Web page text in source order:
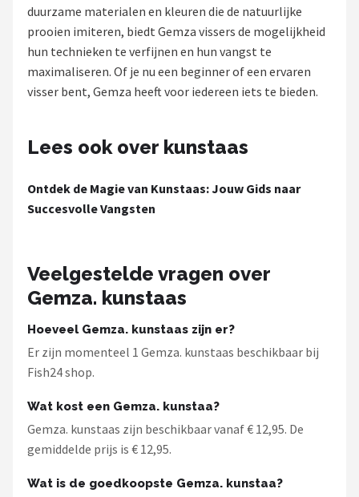
Kunstaas
Shop
POPULAIRE MERKEN
Spro
Korda
Rapala
Fox Rage
Gamakatsu
duurzame materialen en kleuren die de natuurlijke
prooien imiteren, biedt Gemza vissers de mogelijkheid
hun technieken te verfijnen en hun vangst te
maximaliseren. Of je nu een beginner of een ervaren
visser bent, Gemza heeft voor iedereen iets te bieden.
Lees ook over kunstaas
Ontdek de Magie van Kunstaas: Jouw Gids naar
Succesvolle Vangsten
Veelgestelde vragen over
Gemza. kunstaas
Hoeveel Gemza. kunstaas zijn er?
Er zijn momenteel 1 Gemza. kunstaas beschikbaar bij
Fish24 shop.
Wat kost een Gemza. kunstaa?
Gemza. kunstaas zijn beschikbaar vanaf € 12,95. De
gemiddelde prijs is € 12,95.
Wat is de goedkoopste Gemza. kunstaa?